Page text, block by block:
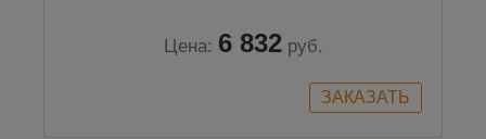
Цена: 6 832 руб.